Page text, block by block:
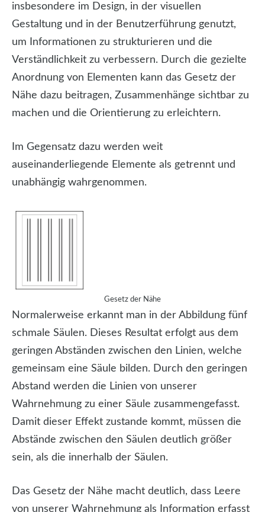
insbesondere im Design, in der visuellen
Gestaltung und in der Benutzerführung genutzt,
um Informationen zu strukturieren und die
Verständlichkeit zu verbessern. Durch die gezielte
Anordnung von Elementen kann das Gesetz der
Nähe dazu beitragen, Zusammenhänge sichtbar zu
machen und die Orientierung zu erleichtern.
Im Gegensatz dazu werden weit
auseinanderliegende Elemente als getrennt und
unabhängig wahrgenommen.
Gesetz der Nähe
Normalerweise erkannt man in der Abbildung fünf
schmale Säulen. Dieses Resultat erfolgt aus dem
geringen Abständen zwischen den Linien, welche
gemeinsam eine Säule bilden. Durch den geringen
Abstand werden die Linien von unserer
Wahrnehmung zu einer Säule zusammengefasst.
Damit dieser Effekt zustande kommt, müssen die
Abstände zwischen den Säulen deutlich größer
sein, als die innerhalb der Säulen.
Das Gesetz der Nähe macht deutlich, dass Leere
von unserer Wahrnehmung als Information erfasst